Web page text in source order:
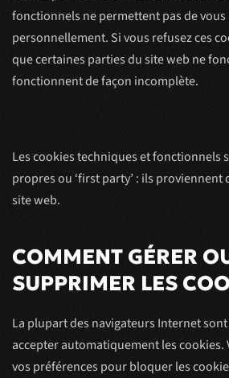
fonctionnels ne permettent pas de
personnellement. Si vous refusez ces
que certaines parties du site web ne
fonctionnent de façon incomplète.
Les cookies techniques et fonctionnels
propres ou ‘first party’ : ils
site web.
COMMENT GÉRER
SUPPRIMER LES
La plupart des navigateurs Internet
accepter automatiquement les
vos préférences pour bloquer les